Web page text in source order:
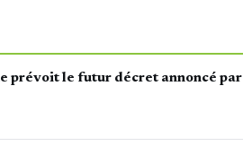
prévoit le futur décret annoncé par